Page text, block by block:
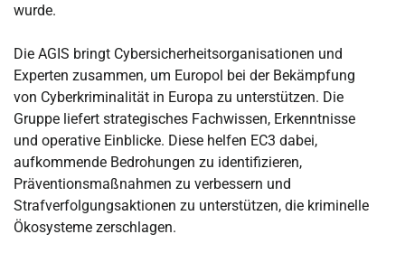
wurde.
Die AGIS bringt Cybersicherheitsorganisationen und
Experten zusammen, um Europol bei der Bekämpfung
von Cyberkriminalität in Europa zu unterstützen. Die
Gruppe liefert strategisches Fachwissen, Erkenntnisse
und operative Einblicke. Diese helfen EC3 dabei,
aufkommende Bedrohungen zu identifizieren,
Präventionsmaßnahmen zu verbessern und
Strafverfolgungsaktionen zu unterstützen, die kriminelle
Ökosysteme zerschlagen.